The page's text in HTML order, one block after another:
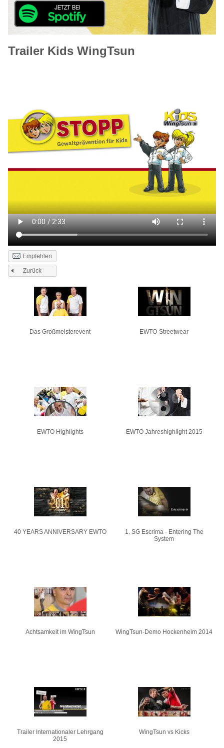
Trailer Kids WingTsun
Empfehlen
Zurück
Das Großmeisterevent EWTO-Streetwear
EWTO Highlights EWTO Jahreshighlight 2015
40 YEARS ANNIVERSARY EWTO
1. SG Escrima - Entering The
System
Achtsamkeit im WingTsun WingTsun-Demo Hockenheim 2014
Trailer Internationaler Lehrgang
2015
WingTsun vs Kicks
Seiten